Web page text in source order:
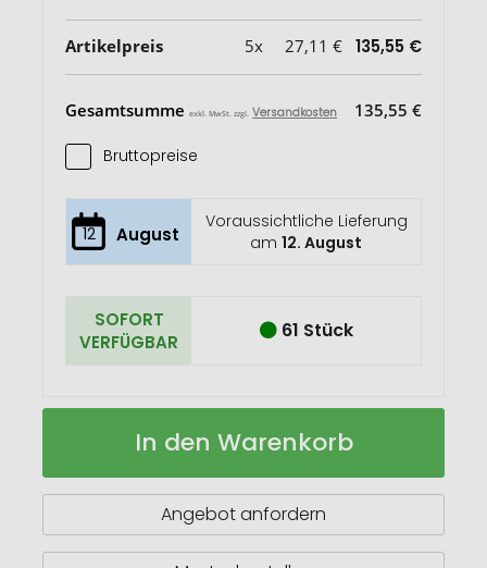
Artikelpreis 5x 27,11 € 135,55 €
Gesamtsumme exkl. MwSt. zzgl. Versandkosten 135,55 €
Bruttopreise
12 August
Voraussichtliche Lieferung
am12. August
SOFORT
VERFÜGBAR
61 Stück
In den Warenkorb
Angebot anfordern